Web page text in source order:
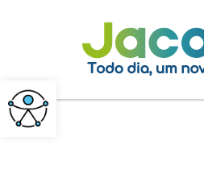
Pular para o conteúdo